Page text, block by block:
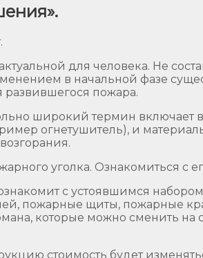
для человека. Не
в начальной фазе
развившегося пожара.
широкий термин
огнетушитель), и
уголка. Ознакомиться
с устоявшимся
пожарные щиты, пожарные
которые можно сменить
стоимость будет